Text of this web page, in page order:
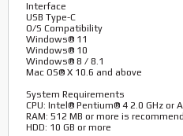
Interface
USB Type-C
O/S Compatibility
Windows® 11
Windows® 10
Windows® 8 / 8.1
Mac OS® X 10.6 and above
System Requirements
CPU: Intel® Pentium® 4 2.0 GHz or
RAM: 512 MB or more is
HDD: 10 GB or more